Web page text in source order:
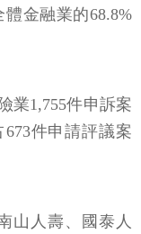
金融業的68.8%
業1,755件申訴案
件申請評議案
山人壽、國泰人